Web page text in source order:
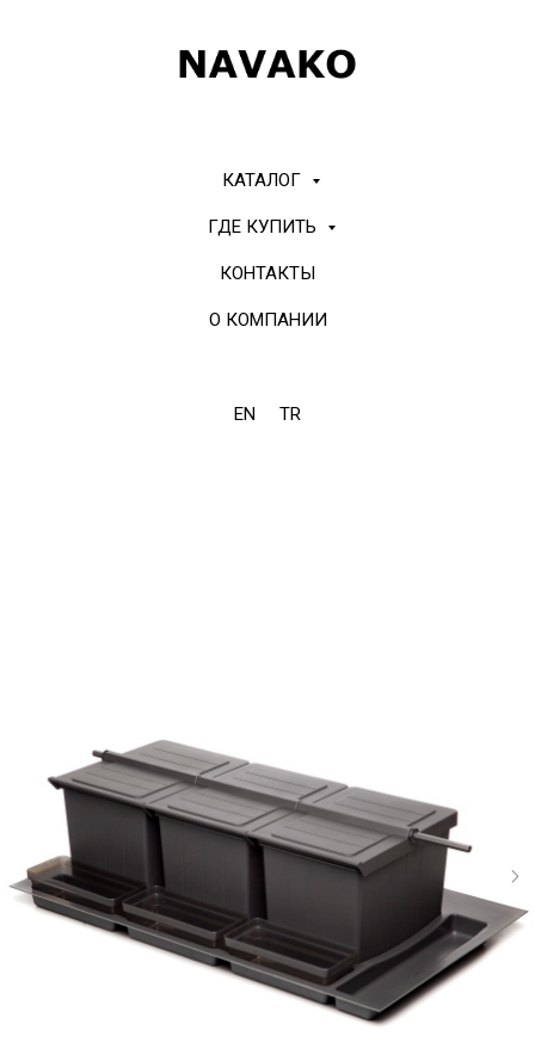
КАТАЛОГ
ГДЕ КУПИТЬ
КОНТАКТЫ
О КОМПАНИИ
EN TR